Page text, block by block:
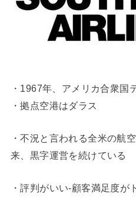
・1967年、アメリカ合衆国
・拠点空港はダラス
・不況と言われる全米の航
来、黒字運営を続けている
・評判がいい-顧客満足度が